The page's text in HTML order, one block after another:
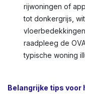
rijwoningen of
tot donkergrijs,
raadpleeg de
typische woning
Belangrijke tips voor